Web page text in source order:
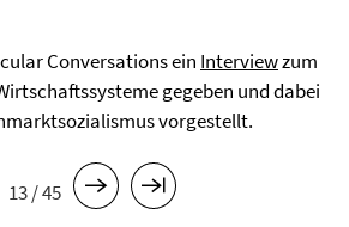
Conversations ein Interviewzum
gegeben und dabei
vorgestellt.
13 / 45